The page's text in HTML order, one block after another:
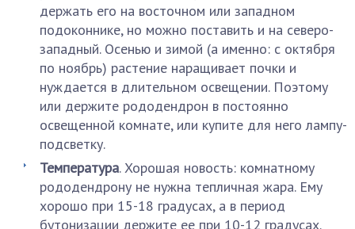
держать его на восточном или западном
подоконнике, но можно поставить и на северо-
западный. Осенью и зимой (а именно: с октября
по ноябрь) растение наращивает почки и
нуждается в длительном освещении. Поэтому
или держите рододендрон в постоянно
освещенной комнате, или купите для него лампу-
подсветку.
Температура. Хорошая новость: комнатному
рододендрону не нужна тепличная жара. Ему
хорошо при 15-18 градусах, а в период
бутонизации держите ее при 10-12 градусах.